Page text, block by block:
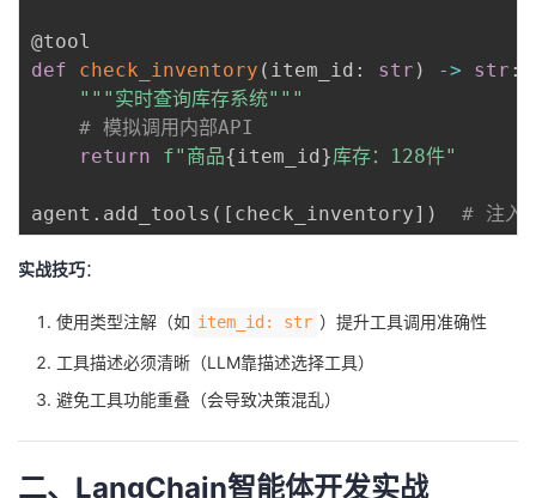
@tool
def
check_inventory ( item_id : str ) -> str :
"""实时查询库存系统"""
# 模拟调用内部API
return
f"商品{ item_id}库存：128件"
agent . add_tools ( [ check_inventory] ) # 注入
实战技巧：
使用类型注解（如 item_id: str ）提升工具调用准确性
工具描述必须清晰（LLM靠描述选择工具）
避免工具功能重叠（会导致决策混乱）
二、LangChain智能体开发实战